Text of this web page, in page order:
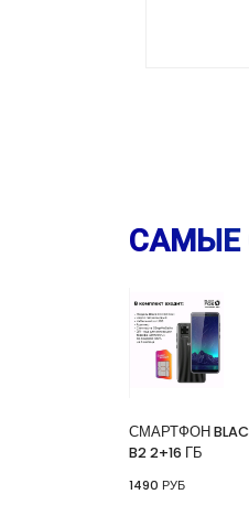
САМЫЕ
СМАРТФОН
B2 2+16 ГБ
1490 РУБ